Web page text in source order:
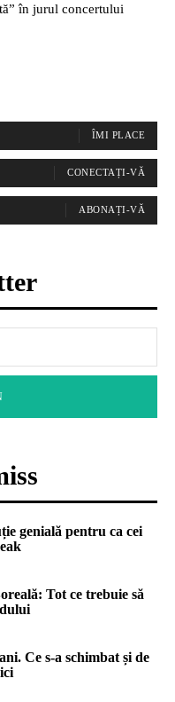
în jurul concertului
ÎMI PLACE
CONECTAȚI-VĂ
ABONAȚI-VĂ
genială pentru ca cei
Tot ce trebuie să
Ce s-a schimbat și de